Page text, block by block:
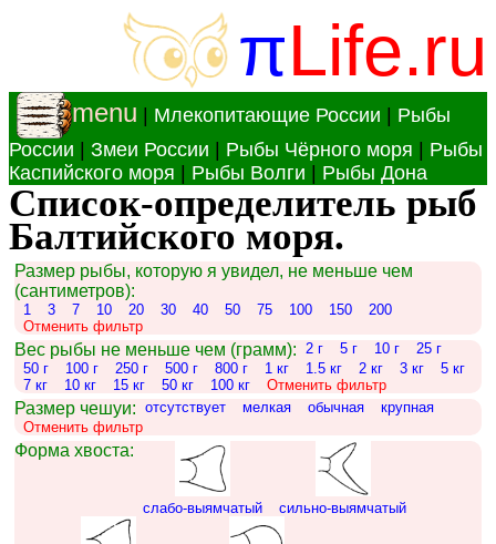
πLife.ru
menu Млекопитающие России
Рыбы
России
Змеи России Рыбы Чёрного моря
Рыбы
Каспийского моря
Рыбы Волги Рыбы Дона
Список-определитель рыб
Балтийского моря.
Размер рыбы, которую я увидел, не меньше чем
(сантиметров):
1 3 7 10 20 30 40 50 75 100 150
200
Отменить фильтр
Вес рыбы не меньше чем (грамм): 2 г 5 г 10 г
25 г
50 г
100 г 250 г 500 г 800 г 1 кг 1.5 кг 2 кг 3 кг
5 кг
7 кг
10 кг 15 кг 50 кг 100 кг Отменить фильтр
Размер чешуи: отсутствует мелкая обычная
крупная
Отменить фильтр
Форма хвоста:
слабо-выямчатый сильно-выямчатый